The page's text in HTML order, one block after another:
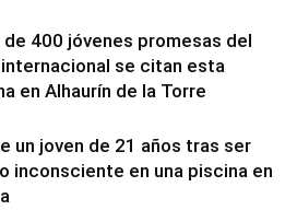
de 400 jóvenes promesas del
se citan esta
en Alhaurín de la Torre
un joven de 21 años tras ser
inconsciente en una piscina en